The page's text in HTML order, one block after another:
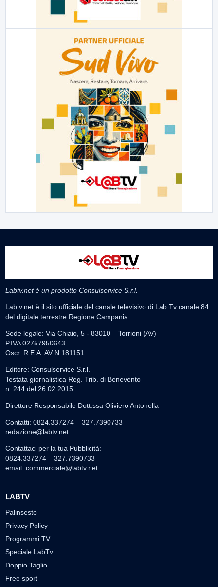
Labtv.net è un prodotto Consulservice S.r.l.
Labtv.net è il sito ufficiale del canale televisivo di Lab Tv canale 84
del digitale terrestre Regione Campania
Sede legale: Via Chiaio, 5 - 83010 – Torrioni (AV)
P.IVA 02757950643
Oscr. R.E.A. AV N.181151
Editore: Consulservice S.r.l.
Testata giornalistica Reg. Trib. di Benevento
n. 244 del 26.02.2015
Direttore Responsabile Dott.ssa Oliviero Antonella
Contatti: 0824.337274 – 327.7390733
redazione@labtv.net
Contattaci per la tua Pubblicità:
0824.337274 – 327.7390733
email: commerciale@labtv.net
LABTV
Palinsesto
Privacy Policy
Programmi TV
Speciale LabTv
Doppio Taglio
Free sport